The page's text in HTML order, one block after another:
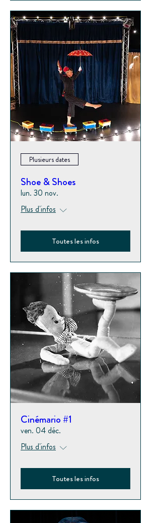
Plusieurs dates
Shoe & Shoes
lun. 30 nov.
Plus d'infos
Toutes les infos
Cinémario #1
ven. 04 déc.
Plus d'infos
Toutes les infos